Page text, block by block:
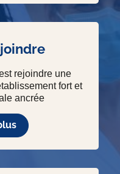
rejoindre une
fort et
ancrée